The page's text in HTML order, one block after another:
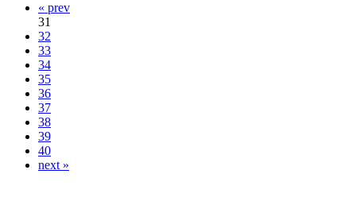
« prev
31
32
33
34
35
36
37
38
39
40
next »